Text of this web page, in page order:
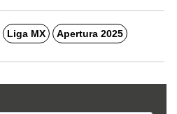
Liga MX Apertura 2025